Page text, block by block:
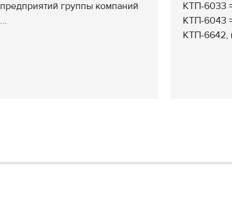
предприятий группы компаний
...
КТП-6033
КТП-6043
КТП-6642,